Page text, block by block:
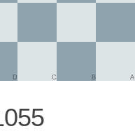
A
B
C
D